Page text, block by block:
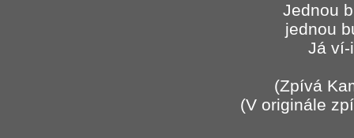
Jednou
jednou
Já
(Zpívá
(V originále